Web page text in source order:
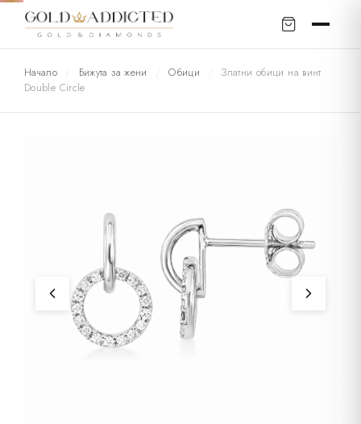
Начало Бижута за жени Обици
Златни обици на винт
Double Circle